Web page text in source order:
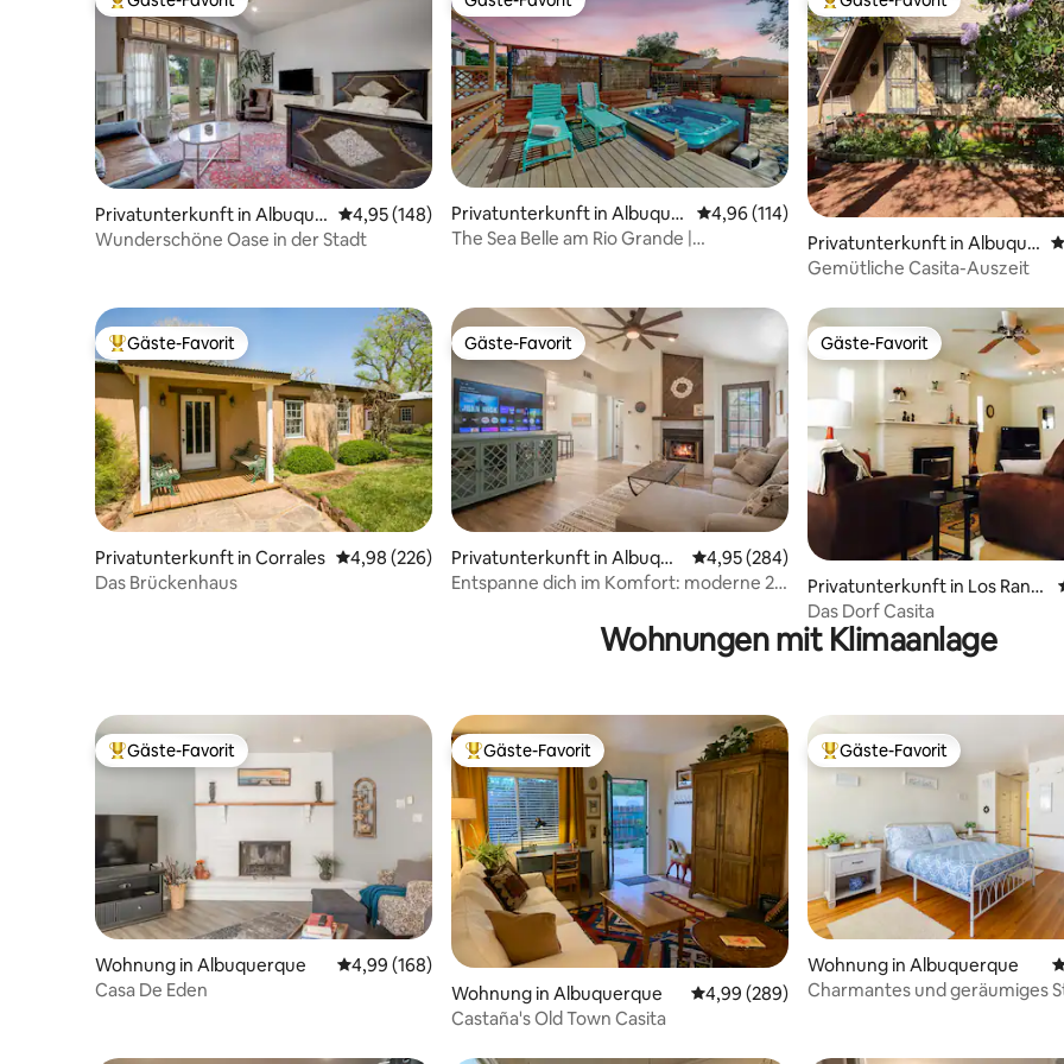
Beliebter Gäste-Favorit.
Privatunterkunft in Albuque
rque
Durchschnittliche Bewertung: 4,95 von 5, 148 Bewertungen
4,95 (148)
Wunderschöne Oase in der Stadt
Gäste-Favorit
Privatunterkunft in Albuque
rque
Durchschnittliche Bewertung: 4,96 von 5,
4,96 (114)
The Sea Belle am Rio Grande |
Beliebter Gäste-Favorit.
Privatunterkunft in Albuque
rque
Gemütliche Casita-Auszeit
Beliebter Gäste-Favorit.
Gäste-Favorit
Privatunterkunft in Corrales Durchschnittliche Bewertung: 4,98 von 5, 226 Bewertungen
4,98 (226)
Das Brückenhaus
Gäste-Favorit
Gäste-Favorit
Privatunterkunft in Albuque
rque
Durchschnittliche Bewertung: 4,95 von 5,
4,95 (284)
Entspanne dich im Komfort: moderne 2-
Gäste-Favorit
Gäste-Favorit
Privatunterkunft in Los Ranc
hos de Albuquerque
Das Dorf Casita
Wohnungen mit Klimaanlage
Beliebter Gäste-Favorit.
Gäste-Favorit
Wohnung in Albuquerque Durchschnittliche Bewertung: 4,99 von 5, 168 Bewertungen
4,99 (168)
Casa De Eden
Beliebter Gäste-Favorit.
Gäste-Favorit
Wohnung in Albuquerque Durchschnittliche Bewertung: 4,99 von 5,
4,99 (289)
Castaña's Old Town Casita
Beliebter Gäste-Favorit.
Gäste-Favorit
Wohnung in Albuquerque
Charmantes und geräumiges